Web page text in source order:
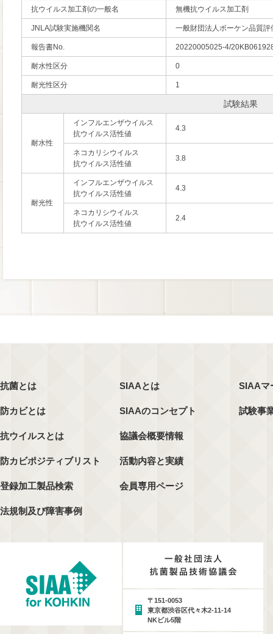
抗ウイルス加工剤の一般名 無機抗ウイルス加工剤
JNLA試験実施機関名 一般財団法人ボーケン品質
報告書No. 20220005025-4/
耐水性区分 0
耐光性区分 1
試験結果
耐水性
インフルエンザウイルス
抗ウイルス活性値
4.3
ネコカリシウイルス
抗ウイルス活性値
3.8
耐光性
インフルエンザウイルス
抗ウイルス活性値
4.3
ネコカリシウイルス
抗ウイルス活性値
2.4
抗菌とは
防カビとは
抗ウイルスとは
防カビポジティブリスト
登録加工製品検索
法規制及び障害事例
SIAAとは
SIAAのコンセプト
協議会概要情報
活動内容と実績
会員専用ページ
SIAAマ
試験事
〒151-0053
東京都渋谷区代々木2-11-14
NKビル5階